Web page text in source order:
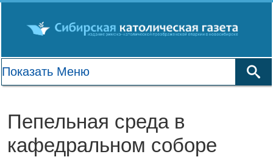
Пепельная среда в
кафедральном соборе